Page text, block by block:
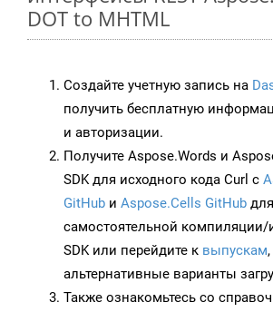
DOT to MHTML
Создайте учетную запись на
получить бесплатную
и авторизации.
Получите Aspose.Words и
SDK для исходного кода Curl с
GitHub и Aspose.Cells GitHub для
самостоятельной компиляции/
SDK или перейдите к выпускам
альтернативные варианты
Также ознакомьтесь со